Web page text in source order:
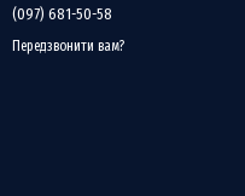
(097) 681-50-58
Передзвонити вам?